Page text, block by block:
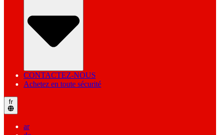
CONTACTEZ-NOUS
Achetez en toute sécurité
fr
ar